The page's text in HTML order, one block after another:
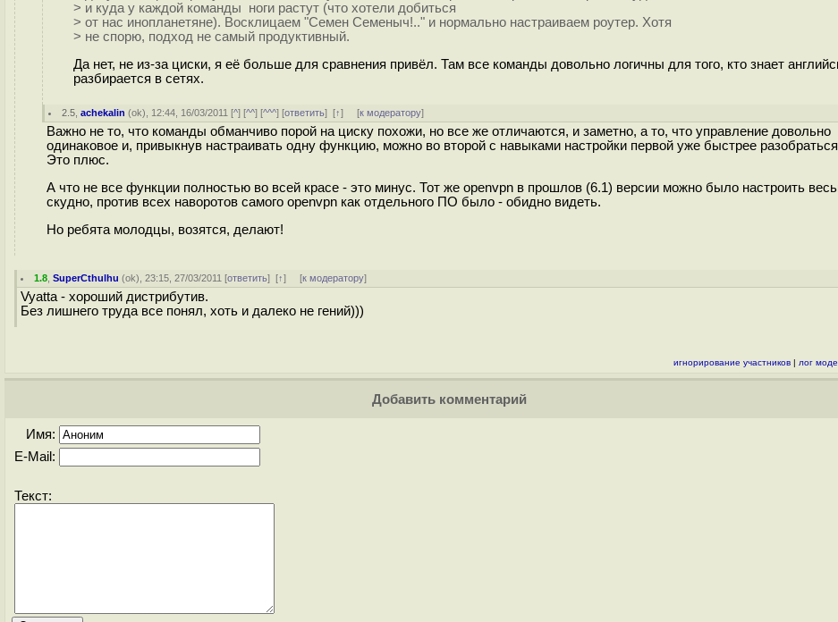
> и куда у каждой команды ноги растут (что хотели добиться
> от нас инопланетяне). Восклицаем "Семен Семеныч!.." и нормально настраиваем роутер. Хотя
> не спорю, подход не самый продуктивный.
Да нет, не из-за циски, я её больше для сравнения привёл. Там все команды довольно логичны для того, кто знает
разбирается в сетях.
2.5 ,achekalin (ok), 12:44, 16/03/2011 [^] [^^] [^^^] [ответить][↑] [к модератору]
Важно не то, что команды обманчиво порой на циску похожи, но все же отличаются, и заметно, а то, что управление довольно
одинаковое и, привыкнув настраивать одну функцию, можно во второй с навыками настройки первой уже быстрее
Это плюс.
А что не все функции полностью во всей красе - это минус. Тот же openvpn в прошлов (6.1) версии можно было настроить
скудно, против всех наворотов самого openvpn как отдельного ПО было - обидно видеть.
Но ребята молодцы, возятся, делают!
1.8 ,SuperCthulhu (ok), 23:15, 27/03/2011 [ответить][↑] [к модератору]
Vyatta - хороший дистрибутив.
Без лишнего труда все понял, хоть и далеко не гений)))
игнорирование участников | лог
Добавить комментарий
Имя:
E-Mail:
Текст: